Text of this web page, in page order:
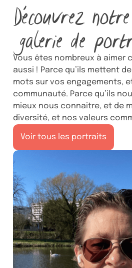
Découvrez
galerie de
Vous êtes nombreux à aimer
aussi ! Parce qu’ils mettent
mots sur vos engagements,
communauté. Parce qu’ils
mieux nous connaitre, et de
diversité, et nos valeurs
Voir tous les portraits